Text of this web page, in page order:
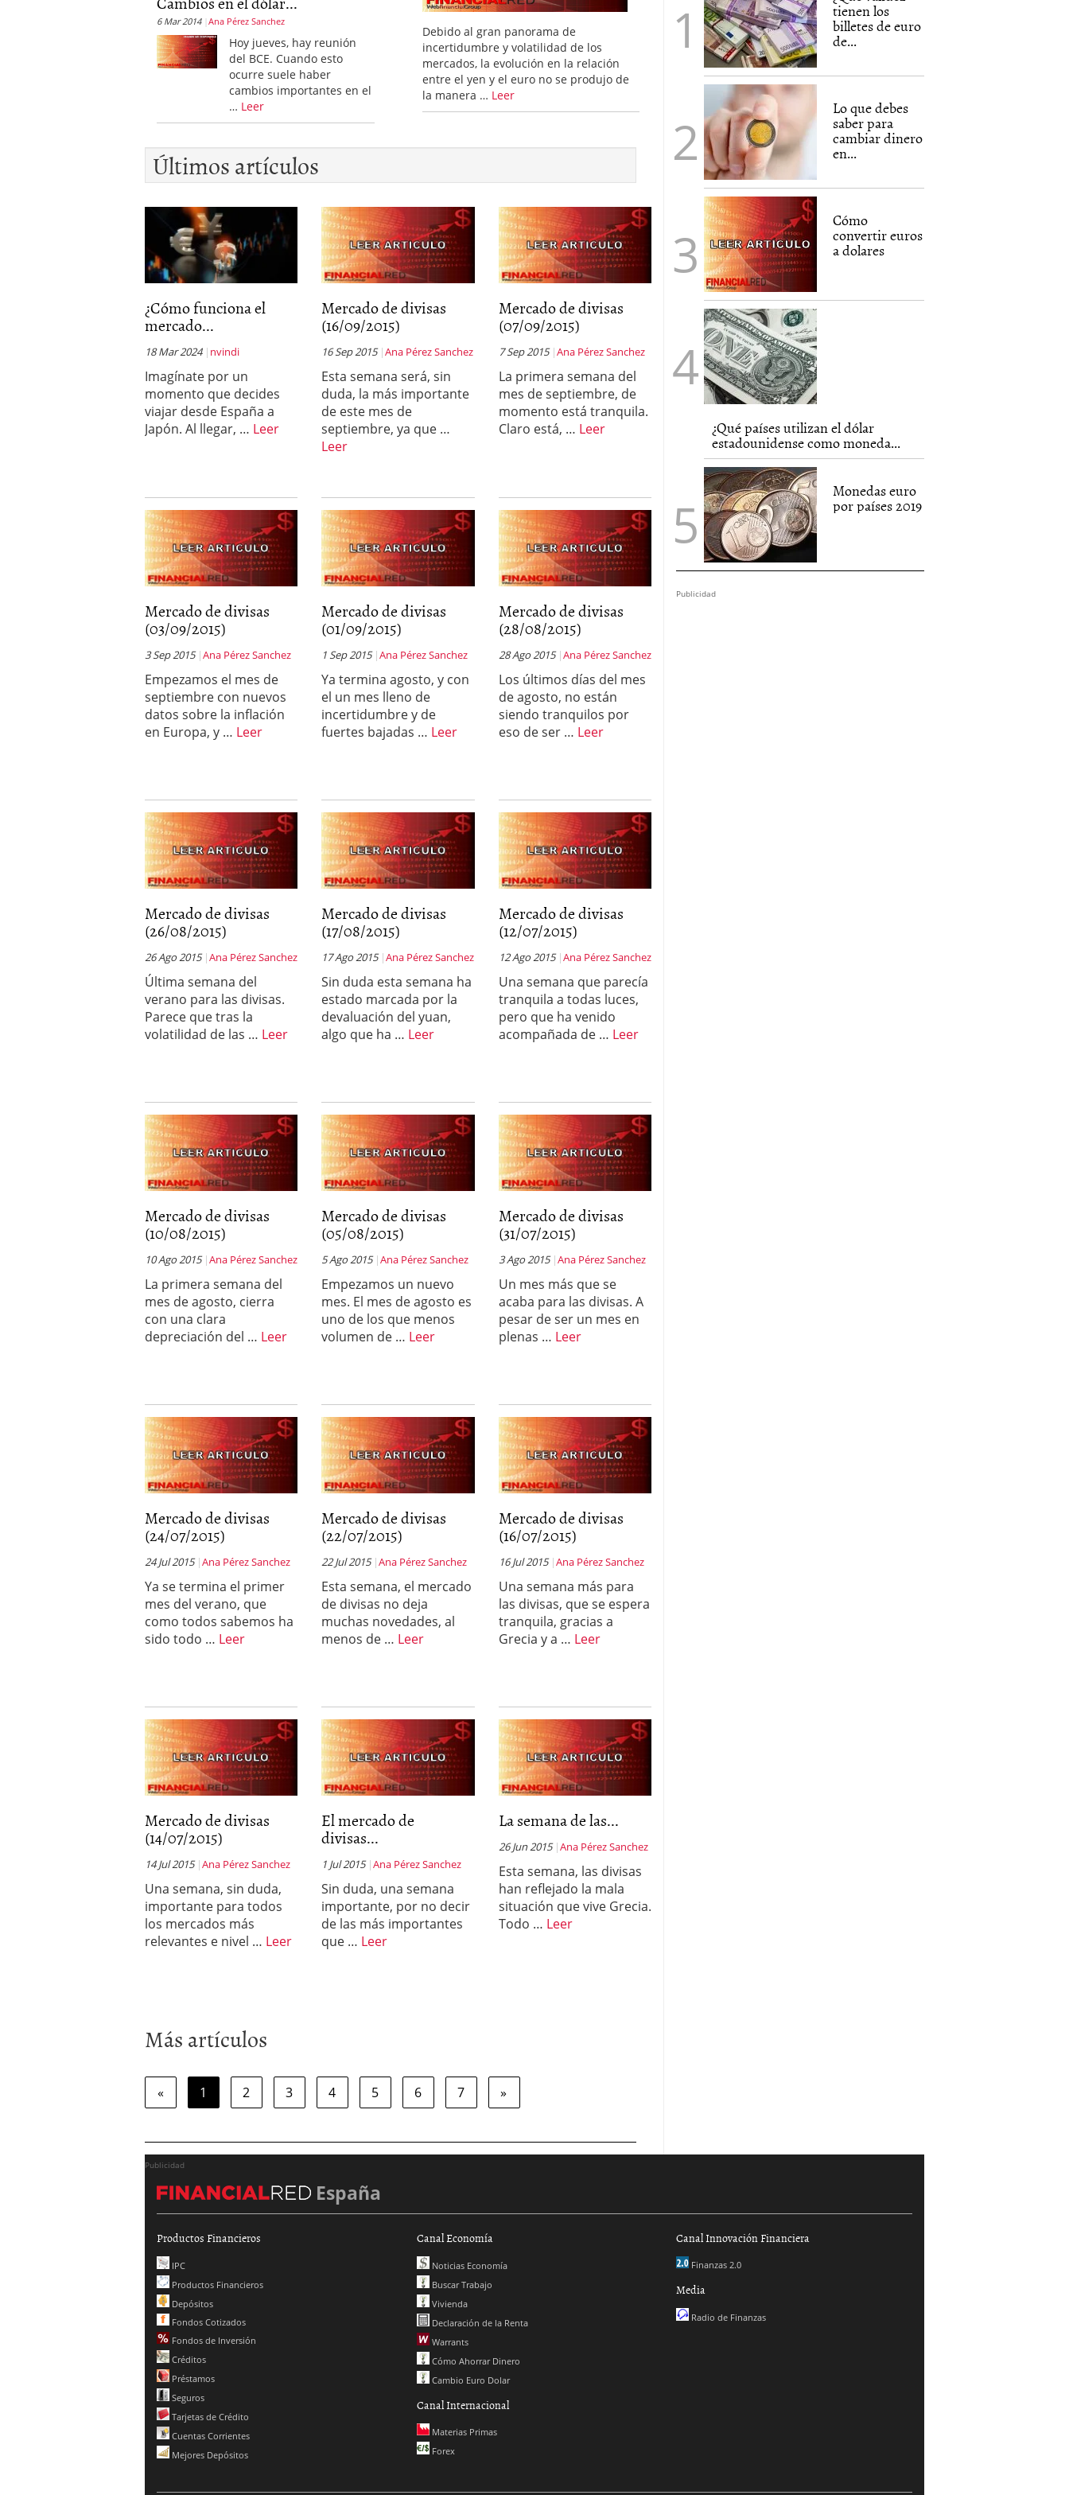
El dólar vive su mayor caída anual desde 2017 mientras analistas esperan
más debilidad en 2026
6 Mar 2014 Ana Pérez Sanchez
Hoy jueves, hay reunión
del BCE. Cuando esto
ocurre suele haber
cambios importantes en el
… Leer
Debido al gran panorama de
incertidumbre y volatilidad de los
mercados, la evolución en la relación
entre el yen y el euro no se produjo de
la manera … Leer
Últimos artículos
¿Cómo funciona el
mercado...
18 Mar 2024 nvindi
Imagínate por un
momento que decides
viajar desde España a
Japón. Al llegar, … Leer
Mercado de divisas
(16/09/2015)
16 Sep 2015 Ana Pérez Sanchez
Esta semana será, sin
duda, la más importante
de este mes de
septiembre, ya que …
Leer
Mercado de divisas
(07/09/2015)
7 Sep 2015 Ana Pérez Sanchez
La primera semana del
mes de septiembre, de
momento está tranquila.
Claro está, … Leer
Mercado de divisas
(03/09/2015)
3 Sep 2015 Ana Pérez Sanchez
Empezamos el mes de
septiembre con nuevos
datos sobre la inflación
en Europa, y … Leer
Mercado de divisas
(01/09/2015)
1 Sep 2015 Ana Pérez Sanchez
Ya termina agosto, y con
el un mes lleno de
incertidumbre y de
fuertes bajadas … Leer
Mercado de divisas
(28/08/2015)
28 Ago 2015 Ana Pérez Sanchez
Los últimos días del mes
de agosto, no están
siendo tranquilos por
eso de ser … Leer
Mercado de divisas
(26/08/2015)
26 Ago 2015 Ana Pérez Sanchez
Última semana del
verano para las divisas.
Parece que tras la
volatilidad de las … Leer
Mercado de divisas
(17/08/2015)
17 Ago 2015 Ana Pérez Sanchez
Sin duda esta semana ha
estado marcada por la
devaluación del yuan,
algo que ha … Leer
Mercado de divisas
(12/07/2015)
12 Ago 2015 Ana Pérez Sanchez
Una semana que parecía
tranquila a todas luces,
pero que ha venido
acompañada de … Leer
Mercado de divisas
(10/08/2015)
10 Ago 2015 Ana Pérez Sanchez
La primera semana del
mes de agosto, cierra
con una clara
depreciación del … Leer
Mercado de divisas
(05/08/2015)
5 Ago 2015 Ana Pérez Sanchez
Empezamos un nuevo
mes. El mes de agosto es
uno de los que menos
volumen de … Leer
Mercado de divisas
(31/07/2015)
3 Ago 2015 Ana Pérez Sanchez
Un mes más que se
acaba para las divisas. A
pesar de ser un mes en
plenas … Leer
Mercado de divisas
(24/07/2015)
24 Jul 2015 Ana Pérez Sanchez
Ya se termina el primer
mes del verano, que
como todos sabemos ha
sido todo … Leer
Mercado de divisas
(22/07/2015)
22 Jul 2015 Ana Pérez Sanchez
Esta semana, el mercado
de divisas no deja
muchas novedades, al
menos de … Leer
Mercado de divisas
(16/07/2015)
16 Jul 2015 Ana Pérez Sanchez
Una semana más para
las divisas, que se espera
tranquila, gracias a
Grecia y a … Leer
Mercado de divisas
(14/07/2015)
14 Jul 2015 Ana Pérez Sanchez
Una semana, sin duda,
importante para todos
los mercados más
relevantes e nivel … Leer
El mercado de
divisas...
1 Jul 2015 Ana Pérez Sanchez
Sin duda, una semana
importante, por no decir
de las más importantes
que … Leer
La semana de las...
26 Jun 2015 Ana Pérez Sanchez
Esta semana, las divisas
han reflejado la mala
situación que vive Grecia.
Todo … Leer
Más artículos
« 1 2 3 4 5 6 7 »
tienen los
billetes de euro
de...
Lo que debes
saber para
cambiar dinero
en...
Cómo
convertir euros
a dolares
¿Qué países utilizan el dólar
estadounidense como moneda...
Monedas euro
por países 2019
Publicidad
Publicidad
España
Productos Financieros
IPC
Productos Financieros
Depósitos
Fondos Cotizados
Fondos de Inversión
Créditos
Préstamos
Seguros
Tarjetas de Crédito
Cuentas Corrientes
Mejores Depósitos
Canal Economía
Noticias Economía
Buscar Trabajo
Vivienda
Declaración de la Renta
Warrants
Cómo Ahorrar Dinero
Cambio Euro Dolar
Canal Internacional
Materias Primas
Forex
Canal Innovación Financiera
Finanzas 2.0
Media
Radio de Finanzas